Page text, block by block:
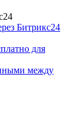
Битрикс24
для
между